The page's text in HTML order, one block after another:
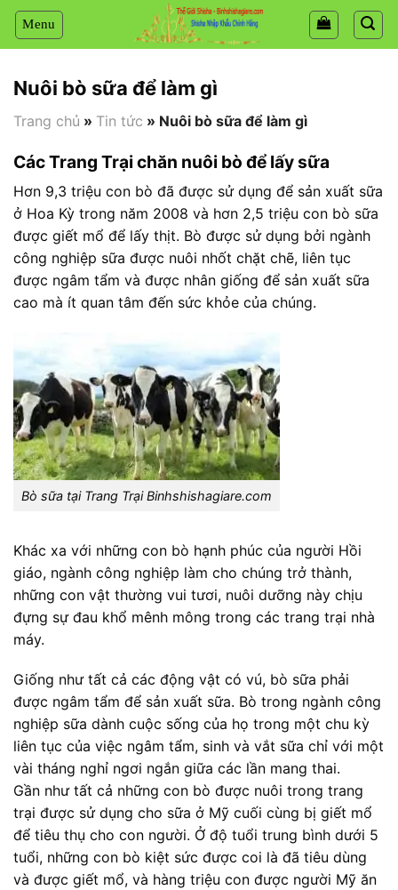
Chuyển
đến
nội
dungNuôi bò sữa để làm gì
Trang chủ » Tin tức » Nuôi bò sữa để làm gì
Các Trang Trại chăn nuôi bò để lấy sữa
Hơn 9,3 triệu con bò đã được sử dụng để sản xuất sữa
ở Hoa Kỳ trong năm 2008 và hơn 2,5 triệu con bò sữa
được giết mổ để lấy thịt. Bò được sử dụng bởi ngành
công nghiệp sữa được nuôi nhốt chặt chẽ, liên tục
được ngâm tẩm và được nhân giống để sản xuất sữa
cao mà ít quan tâm đến sức khỏe của chúng.
Bò sữa tại Trang Trại Binhshishagiare.com
Khác xa với những con bò hạnh phúc của người Hồi
giáo, ngành công nghiệp làm cho chúng trở thành,
những con vật thường vui tươi, nuôi dưỡng này chịu
đựng sự đau khổ mênh mông trong các trang trại nhà
máy.
Giống như tất cả các động vật có vú, bò sữa phải
được ngâm tẩm để sản xuất sữa. Bò trong ngành công
nghiệp sữa dành cuộc sống của họ trong một chu kỳ
liên tục của việc ngâm tẩm, sinh và vắt sữa chỉ với một
vài tháng nghỉ ngơi ngắn giữa các lần mang thai.
Gần như tất cả những con bò được nuôi trong trang
trại được sử dụng cho sữa ở Mỹ cuối cùng bị giết mổ
để tiêu thụ cho con người. Ở độ tuổi trung bình dưới 5
tuổi, những con bò kiệt sức được coi là đã tiêu dùng
và được giết mổ, và hàng triệu con được người Mỹ ăn